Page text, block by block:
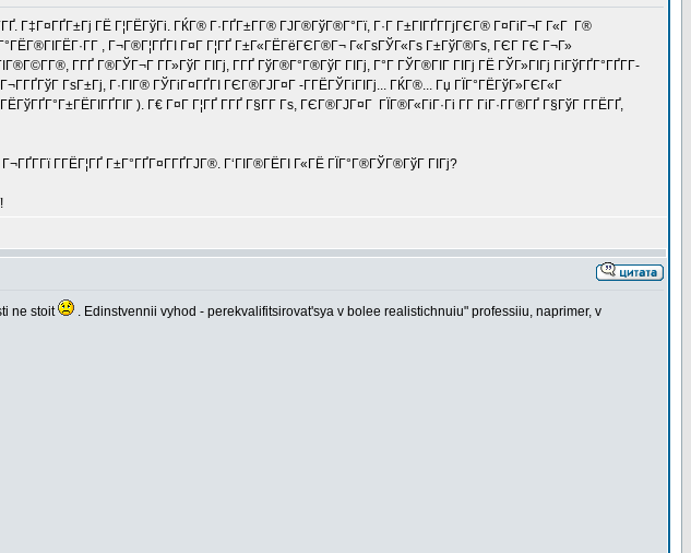
Г‡Г¤ГҐГ±Гј ГЁ Г¦ГЁГўГі. ГЌГ® Г·ГҐГ±Г­Г® ГЈГ®ГўГ®Г°Гї, Г·Г Г±ГІГҐГ­ГјГЄГ® Г¤ГіГ¬Г Г«Г Г®
, Г¬Г®Г¦ГҐГІ Г¤Г Г¦ГҐ Г±Г«ГЁГёГЄГ®Г¬ Г«ГѕГЎГ«Гѕ Г±ГўГ®Гѕ, ГЄГ ГЄ Г¬Г»
Г­ГҐ Г®ГЎГ¬Г Г­Г»ГўГ ГІГј, Г­ГҐ ГўГ®Г°Г®ГўГ ГІГј, Г°Г ГЎГ®ГІГ ГІГј ГЁ ГЎГ»ГІГј ГіГўГҐГ°ГҐГ­Г­
ГѕГ±Гј, Г·ГІГ® ГЎГіГ¤ГҐГІ ГЄГ®ГЈГ¤Г -Г­ГЁГЎГіГІГј... ГЌГ®... Гџ ГЇГ°ГЁГўГ»ГЄГ«Г
). Г€ Г¤Г Г¦ГҐ Г­ГҐ Г§Г­Г Гѕ, ГЄГ®ГЈГ¤Г ГЇГ®Г«ГіГ·Гі Г­Г ГіГ·Г­Г®ГҐ Г§ГўГ Г­ГЁГҐ,
Г­ГЁГ¦ГҐ Г±Г°ГҐГ¤Г­ГҐГЈГ®. Г‘ГІГ®ГЁГІ Г«ГЁ ГЇГ°Г®ГЎГ®ГўГ ГІГј?
ne stoit
. Edinstvennii vyhod - perekvalifitsirovat'sya v bolee realistichnuiu" professiiu, naprimer, v